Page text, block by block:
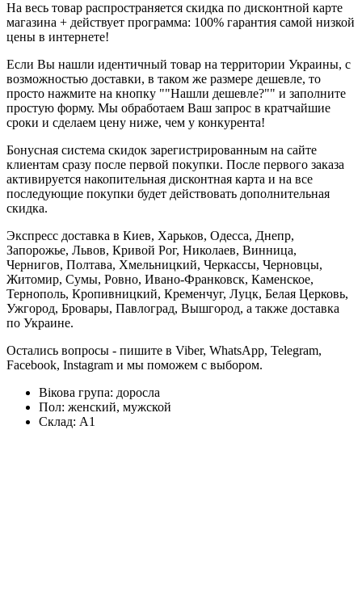
На весь товар распространяется скидка по дисконтной карте
магазина + действует программа: 100% гарантия самой низкой
цены в интернете!
Если Вы нашли идентичный товар на территории Украины, с
возможностью доставки, в таком же размере дешевле, то
просто нажмите на кнопку ""Нашли дешевле?"" и заполните
простую форму. Мы обработаем Ваш запрос в кратчайшие
сроки и сделаем цену ниже, чем у конкурента!
Бонусная система скидок зарегистрированным на сайте
клиентам сразу после первой покупки. После первого заказа
активируется накопительная дисконтная карта и на все
последующие покупки будет действовать дополнительная
скидка.
Экспресс доставка в Киев, Харьков, Одесса, Днепр,
Запорожье, Львов, Кривой Рог, Николаев, Винница,
Чернигов, Полтава, Хмельницкий, Черкассы, Черновцы,
Житомир, Сумы, Ровно, Ивано-Франковск, Каменское,
Тернополь, Кропивницкий, Кременчуг, Луцк, Белая Церковь,
Ужгород, Бровары, Павлоград, Вышгород, а также доставка
по Украине.
Остались вопросы - пишите в Viber, WhatsApp, Telegram,
Facebook, Instagram и мы поможем с выбором.
Вікова група: доросла
Пол: женский, мужской
Склад: А1